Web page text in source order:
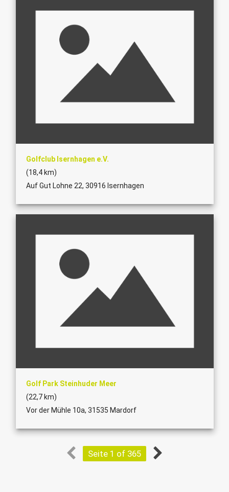
Golfclub Isernhagen e.V.
(18,4 km)
Auf Gut Lohne 22, 30916 Isernhagen
Golf Park Steinhuder Meer
(22,7 km)
Vor der Mühle 10a, 31535 Mardorf
Seite 1 of 365